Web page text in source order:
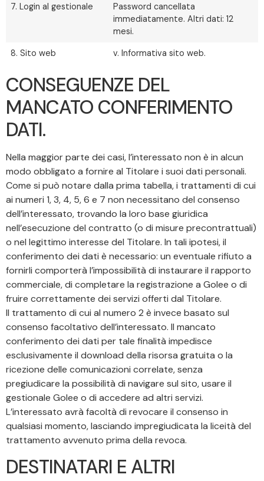
7. Login al gestionale
Password cancellata
immediatamente. Altri dati: 12
mesi.
8. Sito web v. Informativa sito web.
CONSEGUENZE DEL
MANCATO CONFERIMENTO
DATI.
Nella maggior parte dei casi, l’interessato non è in alcun
modo obbligato a fornire al Titolare i suoi dati personali.
Come si può notare dalla prima tabella, i trattamenti di cui
ai numeri 1, 3, 4, 5, 6 e 7 non necessitano del consenso
dell’interessato, trovando la loro base giuridica
nell’esecuzione del contratto (o di misure precontrattuali)
o nel legittimo interesse del Titolare. In tali ipotesi, il
conferimento dei dati è necessario: un eventuale rifiuto a
fornirli comporterà l’impossibilità di instaurare il rapporto
commerciale, di completare la registrazione a Golee o di
fruire correttamente dei servizi offerti dal Titolare.
Il trattamento di cui al numero 2 è invece basato sul
consenso facoltativo dell’interessato. Il mancato
conferimento dei dati per tale finalità impedisce
esclusivamente il download della risorsa gratuita o la
ricezione delle comunicazioni correlate, senza
pregiudicare la possibilità di navigare sul sito, usare il
gestionale Golee o di accedere ad altri servizi.
L’interessato avrà facoltà di revocare il consenso in
qualsiasi momento, lasciando impregiudicata la liceità del
trattamento avvenuto prima della revoca.
DESTINATARI E ALTRI